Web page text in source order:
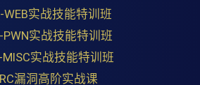
WEB实战技能特训班
PWN实战技能特训班
MISC实战技能特训班
漏洞高阶实战课